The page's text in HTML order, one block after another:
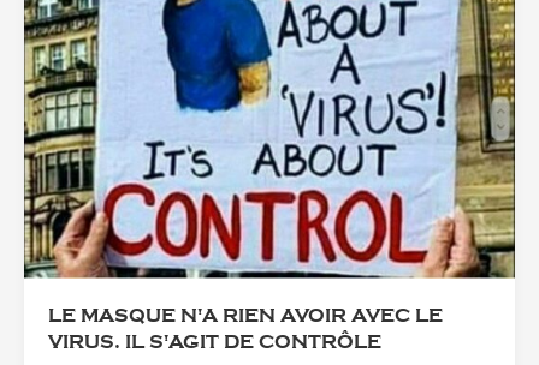
LE MASQUE N'A RIEN AVOIR AVEC LE
VIRUS. IL S'AGIT DE CONTRÔLE